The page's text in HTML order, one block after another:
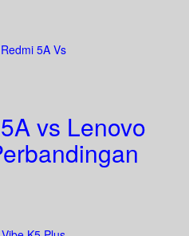
5A Vs
vs Lenovo